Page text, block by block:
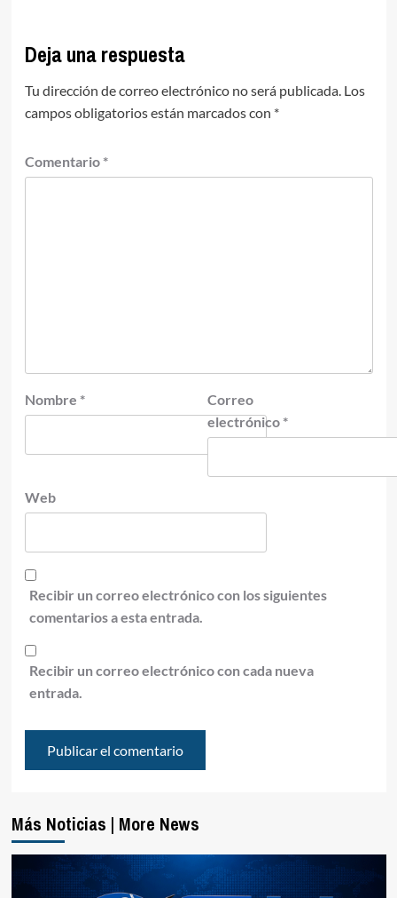
Deja una respuesta
Tu dirección de correo electrónico no será publicada. Los
campos obligatorios están marcados con *
Comentario *
Nombre *
Correo
electrónico *
Web
Recibir un correo electrónico con los siguientes
comentarios a esta entrada.
Recibir un correo electrónico con cada nueva
entrada.
Más Noticias | More News